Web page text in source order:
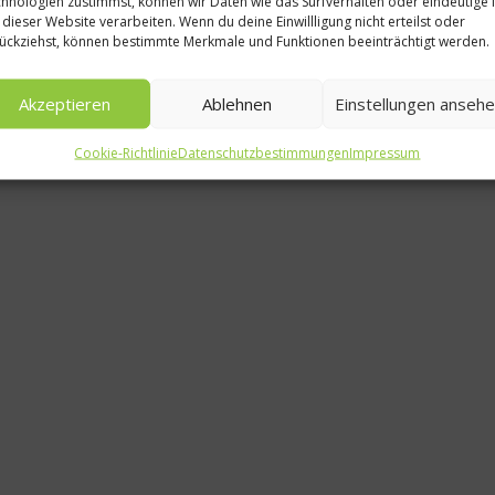
dieser Website verarbeiten. Wenn du deine Einwillligung nicht erteilst oder
können bestimmte Merkmale und Funktionen beeinträchtigt werden.
Akzeptieren Ablehnen Einstellungen
Cookie-RichtlinieDatenschutzbestimmungenImpressum
Weg mit
31.